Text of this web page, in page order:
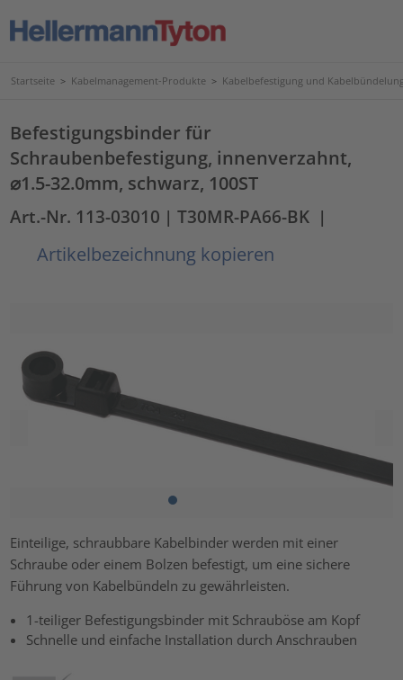
Startseite > Kabelmanagement-Produkte > Kabelbefestigung und
Befestigungsbinder für
Schraubenbefestigung, innenverzahnt,
⌀1.5-32.0mm, schwarz, 100ST
Art.-Nr. 113-03010 | T30MR-PA66-BK |
Artikelbezeichnung kopieren
Einteilige, schraubbare Kabelbinder werden mit einer
Schraube oder einem Bolzen befestigt, um eine sichere
Führung von Kabelbündeln zu gewährleisten.
1-teiliger Befestigungsbinder mit Schrauböse am Kopf
Schnelle und einfache Installation durch Anschrauben